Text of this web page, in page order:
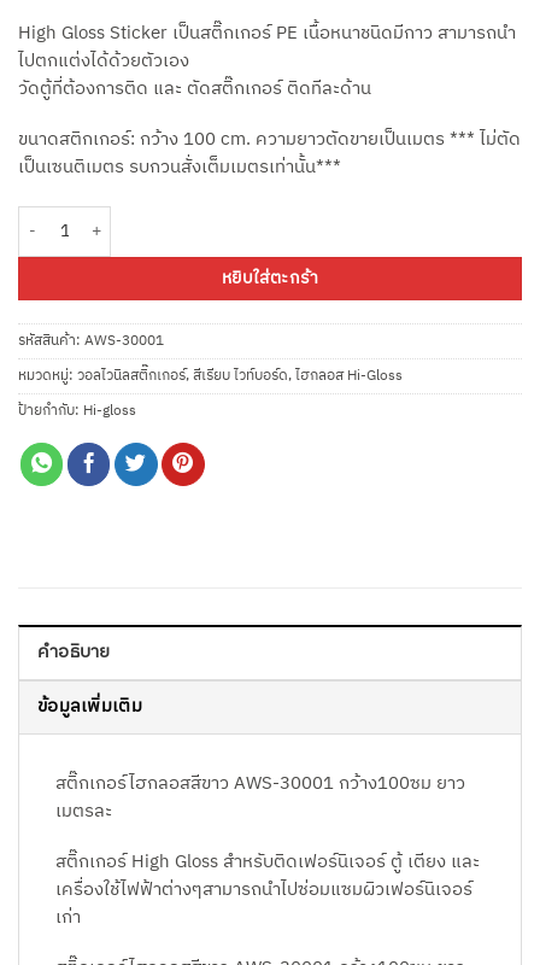
High Gloss Sticker เป็นสติ๊กเกอร์ PE เนื้อหนาชนิดมีกาว สามารถนำ
ไปตกแต่งได้ด้วยตัวเอง
วัดตู้ที่ต้องการติด และ ตัดสติ๊กเกอร์ ติดทีละด้าน
ขนาดสติกเกอร์: กว้าง 100 cm. ความยาวตัดขายเป็นเมตร *** ไม่ตัด
เป็นเซนติเมตร รบกวนสั่งเต็มเมตรเท่านั้น***
จำนวน สติ๊กเกอร์ไฮกลอสสีขาว AWS-30001 กว้าง100ซม ยาวเมตรละ ชิ้น
หยิบใส่ตะกร้า
รหัสสินค้า: AWS-30001
หมวดหมู่: วอลไวนิลสติ๊กเกอร์,สีเรียบ ไวท์บอร์ด,ไฮกลอส Hi-Gloss
ป้ายกำกับ: Hi-gloss
คำอธิบาย
ข้อมูลเพิ่มเติม
สติ๊กเกอร์ไฮกลอสสีขาว AWS-30001 กว้าง100ซม ยาว
เมตรละ
สติ๊กเกอร์ High Gloss สำหรับติดเฟอร์นิเจอร์ ตู้ เตียง และ
เครื่องใช้ไฟฟ้าต่างๆสามารถนำไปซ่อมแซมผิวเฟอร์นิเจอร์
เก่า